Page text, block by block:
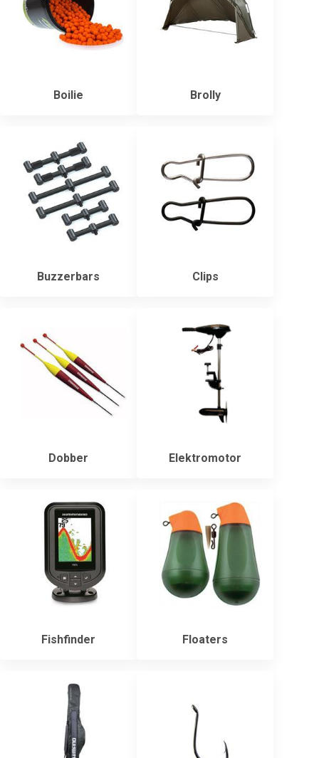
Boilie Brolly
Buzzerbars Clips
Dobber Elektromotor
Fishfinder Floaters